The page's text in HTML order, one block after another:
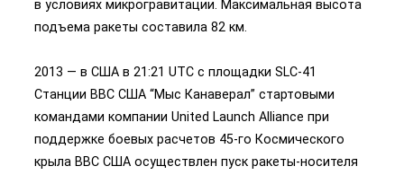
в условиях микрогравитации. Максимальная высота
подъема ракеты составила 82 км.
2013 — в США в 21:21 UTC с площадки SLC-41
Станции ВВС США “Мыс Канаверал” стартовыми
командами компании United Launch Alliance при
поддержке боевых расчетов 45-го Космического
крыла ВВС США осуществлен пуск ракеты-носителя